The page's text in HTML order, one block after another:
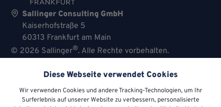
Sallinger Consulting GmbH
Kaiserhof­straße 5
60313 Frankfurt am Main
© 2026 Sallinger®. Alle Rechte vorbehalten.
EinstellungenDiese Webseite verwendet Cookies
Wir verwenden Cookies und andere Tracking-Technologien, um Ihr
Surferlebnis auf unserer Website zu verbessern, personalisierte